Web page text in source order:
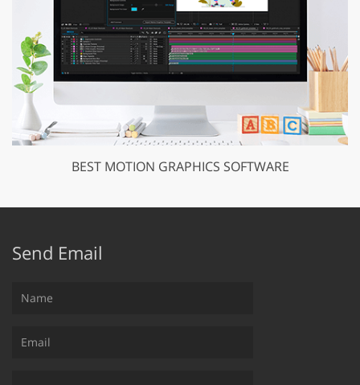
BEST MOTION GRAPHICS SOFTWARE
Send Email